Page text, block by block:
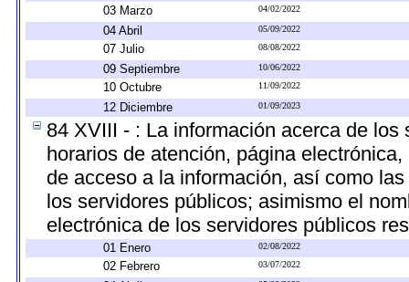
03 Marzo 04/02/2022
04 Abril 05/09/2022
07 Julio 08/08/2022
09 Septiembre 10/06/2022
10 Octubre 11/09/2022
12 Diciembre 01/09/2023
84 XVIII - : La información acerca de
horarios de atención, página
de acceso a la información, así como
los servidores públicos; asimismo el
electrónica de los servidores públicos
01 Enero 02/08/2022
02 Febrero 03/07/2022